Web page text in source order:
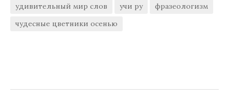
удивительный мир слов
учи ру
фразеологизм
чудесные цветники осенью